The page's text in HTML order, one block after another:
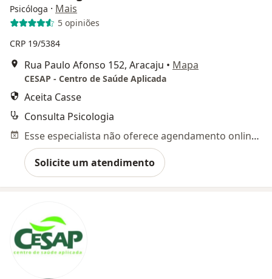
Psicóloga · Mais
5 opiniões
CRP 19/5384
Rua Paulo Afonso 152, Aracaju • Mapa
CESAP - Centro de Saúde Aplicada
Aceita Casse
Consulta Psicologia
Esse especialista não oferece agendamento online para esse endereço.
Solicite um atendimento